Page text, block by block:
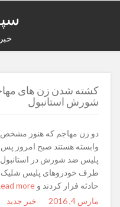
کشته شدن زن های
شورش استانبول
دو زن مهاجم که هنوز مشخص
وابسته هستند صبح امروز
پلیس ضد شورش در استانبول
طرف خودروهای پلیس شلیک
حادثه فرار کردند و
Posted
مارس 4, 2016 Author
خبر جدید